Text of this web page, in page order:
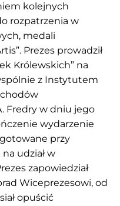
kolejnych
rozpatrzenia w
medali
Prezes prowadził
Królewskich” na
z Instytutem
Fredry w dniu jego
wydarzenie
przy
udział w
zapowiedział
Wiceprezesowi, od
opuścić